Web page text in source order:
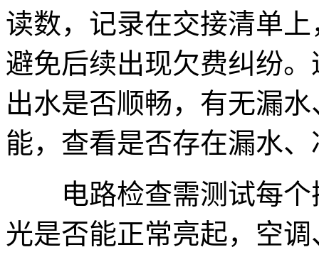
读数，记录在交接清单
避免后续出现欠费纠纷
出水是否顺畅，有无漏
能，查看是否存在漏水
电路检查需测试每个
光是否能正常亮起，空